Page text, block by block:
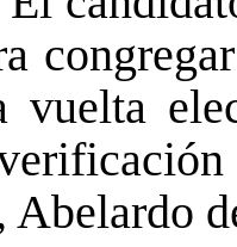
vuelta
Abelardo